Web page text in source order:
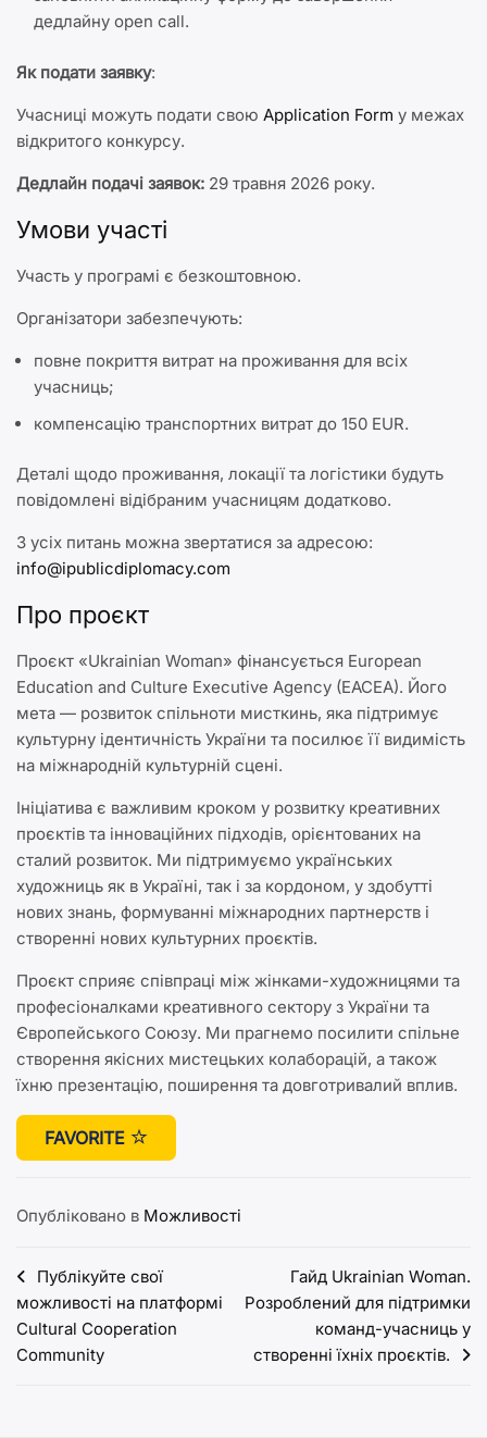
дедлайну open call.
Як подати заявку:
Учасниці можуть подати свою Application Form у межах
відкритого конкурсу.
Дедлайн подачі заявок: 29 травня 2026 року.
Умови участі
Участь у програмі є безкоштовною.
Організатори забезпечують:
повне покриття витрат на проживання для всіх
учасниць;
компенсацію транспортних витрат до 150 EUR.
Деталі щодо проживання, локації та логістики будуть
повідомлені відібраним учасницям додатково.
З усіх питань можна звертатися за адресою:
info@ipublicdiplomacy.com
Про проєкт
Проєкт «Ukrainian Woman» фінансується European
Education and Culture Executive Agency (EACEA). Його
мета — розвиток спільноти мисткинь, яка підтримує
культурну ідентичність України та посилює її видимість
на міжнародній культурній сцені.
Ініціатива є важливим кроком у розвитку креативних
проєктів та інноваційних підходів, орієнтованих на
сталий розвиток. Ми підтримуємо українських
художниць як в Україні, так і за кордоном, у здобутті
нових знань, формуванні міжнародних партнерств і
створенні нових культурних проєктів.
Проєкт сприяє співпраці між жінками-художницями та
професіоналками креативного сектору з України та
Європейського Союзу. Ми прагнемо посилити спільне
створення якісних мистецьких колаборацій, а також
їхню презентацію, поширення та довготривалий вплив.
FAVORITE
Опубліковано в Можливості
Навігація
записів
Публікуйте свої
можливості на платформі
Cultural Cooperation
Community
Гайд Ukrainian Woman.
Розроблений для підтримки
команд-учасниць у
створенні їхніх проєктів.